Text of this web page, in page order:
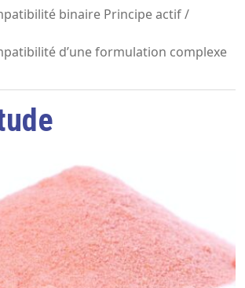
binaire Principe actif /
d’une formulation complexe